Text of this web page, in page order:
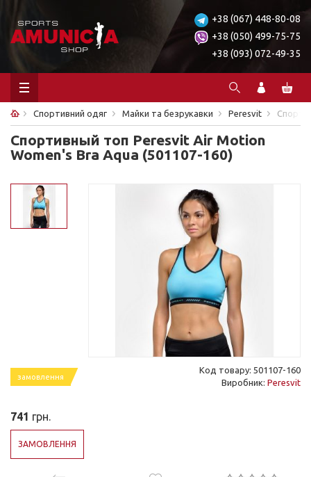
+38 (067) 448-80-08
+38 (050) 499-75-75
+38 (093) 072-49-35
Спортивний одяг Майки та безрукавки Peresvit
Спортивный топ Peresvit Air Motion
Women's Bra Aqua (501107-160)
замовлення
Код товару: 501107-160
Виробник: Peresvit
741 грн.
ЗАМОВЛЕННЯ